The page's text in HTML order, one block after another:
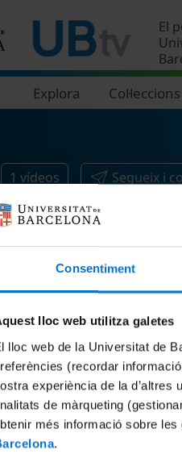
Consentiment
lloc web utilitza galetes
lloc web de la Universitat de
(recordar
experiència de la
de màrqueting
més informació sobre
.
El
Explora Col·leccions
1 vídeos Segueix i